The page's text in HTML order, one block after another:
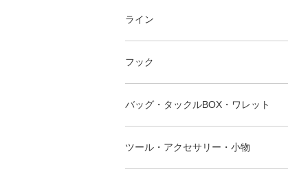
ライン
フック
バッグ・タックルBOX・ワレット
ツール・アクセサリー・小物